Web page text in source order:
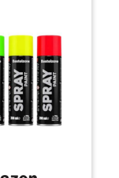
à l'œuvre une sensation
4 oz (120 ml), facile à utiliser
du couvercle de la boucle et
qui sont bien scellés
de sécher et la garder fraîche
de surfaces: il peut être
à la pierre, au plastique, au
aux murs et à d'autres